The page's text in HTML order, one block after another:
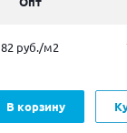
82 руб./м2
В корзину